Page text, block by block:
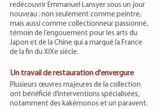
redécouvrir Emmanuel Lansyer sous un jour
nouveau : non seulement comme peintre,
mais aussi comme collectionneur passionné,
témoin de l’engouement pour les arts du
Japon et de la Chine qui a marqué la France
de la fin du XIXe siècle.
Un travail de restauration d'envergure
Plusieurs œuvres majeures de la collection
ont bénéficié d’interventions spécialisées,
notamment des kakémonos et un paravent.